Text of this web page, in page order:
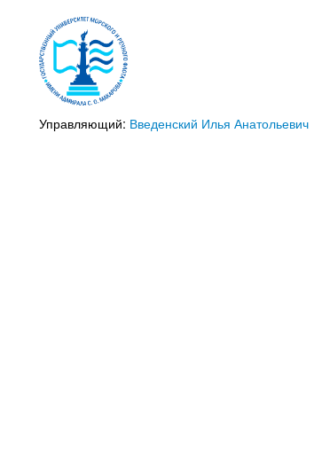
Управляющий: Введенский Илья Анатольевич